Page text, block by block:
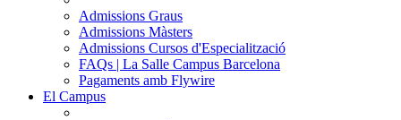
Admissions Graus
Admissions Màsters
Admissions Cursos d'Especialització
FAQs | La Salle Campus Barcelona
Pagaments amb Flywire
El Campus